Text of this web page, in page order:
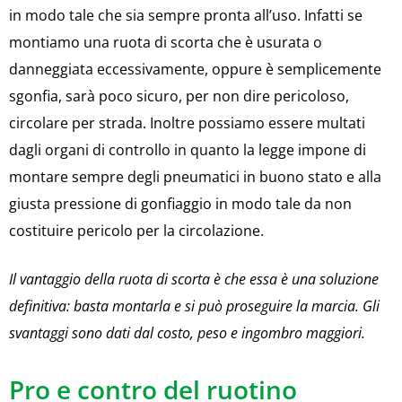
in modo tale che sia sempre pronta all’uso. Infatti se
montiamo una ruota di scorta che è usurata o
danneggiata eccessivamente, oppure è semplicemente
sgonfia, sarà poco sicuro, per non dire pericoloso,
circolare per strada. Inoltre possiamo essere multati
dagli organi di controllo in quanto la legge impone di
montare sempre degli pneumatici in buono stato e alla
giusta pressione di gonfiaggio in modo tale da non
costituire pericolo per la circolazione.
Il vantaggio della ruota di scorta è che essa è una soluzione
definitiva: basta montarla e si può proseguire la marcia. Gli
svantaggi sono dati dal costo, peso e ingombro maggiori.
Pro e contro del ruotino